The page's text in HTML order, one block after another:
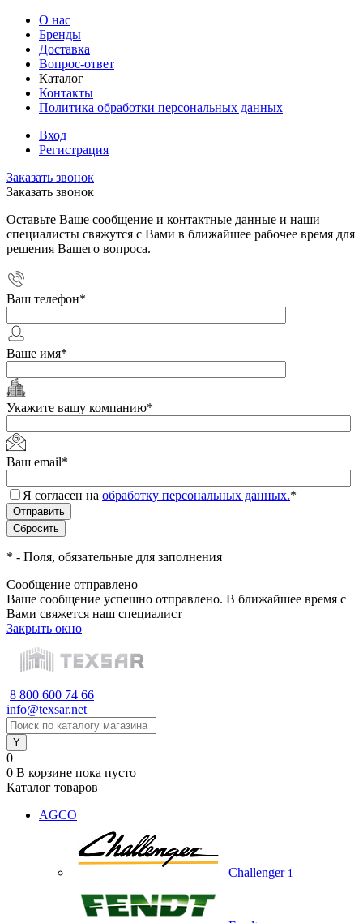
О нас
Бренды
Доставка
Вопрос-ответ
Каталог
Контакты
Политика обработки персональных данных
Вход
Регистрация
Заказать звонок
Заказать звонок
Оставьте Ваше сообщение и контактные данные и наши
специалисты свяжутся с Вами в ближайшее рабочее время для
решения Вашего вопроса.
Ваш телефон*
Ваше имя*
Укажите вашу компанию*
Ваш email*
Я согласен на обработку персональных данных.*
* - Поля, обязательные для заполнения
Сообщение отправлено
Ваше сообщение успешно отправлено. В ближайшее время с
Вами свяжется наш специалист
Закрыть окно
8 800 600 74 66
info@texsar.net
0
0 В корзине пока пусто
Каталог товаров
AGCO
Challenger 1